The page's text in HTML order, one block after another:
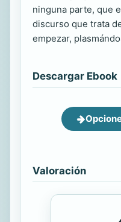
ninguna parte, que
discurso que trata
empezar,
Descargar Ebook
Valoración